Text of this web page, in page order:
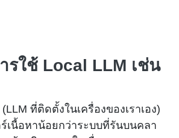
รใช้ Local LLM เช่น
ที่ติดตั้งในเครื่องของเราเอง)
ร์เนื้อหาน้อยกว่าระบบที่รันบนคลา